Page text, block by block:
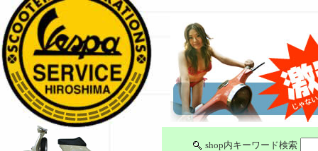
shop内キーワード検索